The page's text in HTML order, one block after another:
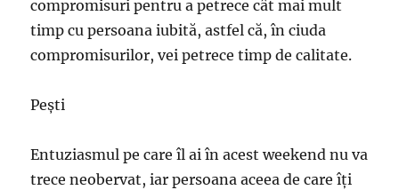
compromisuri pentru a petrece cât mai mult
timp cu persoana iubită, astfel că, în ciuda
compromisurilor, vei petrece timp de calitate.
Pești
Entuziasmul pe care îl ai în acest weekend nu va
trece neobervat, iar persoana aceea de care îți